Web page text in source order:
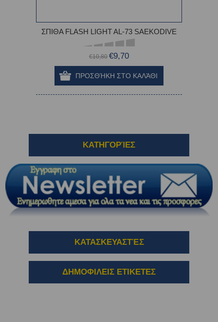
ΣΠΙΘΑ FLASH LIGHT AL-73 SAEKODIVE
€10,80 €9,70
ΚΑΤΗΓΟΡΊΕΣ
ΚΑΤΑΣΚΕΥΑΣΤΈΣ
ΔΗΜΟΦΙΛΕΙΣ ΕΤΙΚΕΤΕΣ